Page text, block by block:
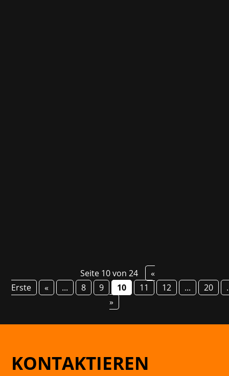
Seite 10 von 24
«
Erste
« ... 8 9 10 11 12 ... 20
»
KONTAKTIEREN